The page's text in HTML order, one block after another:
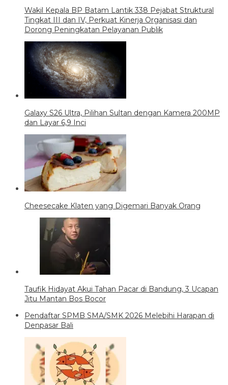
Wakil Kepala BP Batam Lantik 338 Pejabat Struktural
Tingkat III dan IV, Perkuat Kinerja Organisasi dan
Dorong Peningkatan Pelayanan Publik
Galaxy S26 Ultra, Pilihan Sultan dengan Kamera 200MP
dan Layar 6,9 Inci
Cheesecake Klaten yang Digemari Banyak Orang
Taufik Hidayat Akui Tahan Pacar di Bandung, 3 Ucapan
Jitu Mantan Bos Bocor
Pendaftar SPMB SMA/SMK 2026 Melebihi Harapan di
Denpasar Bali